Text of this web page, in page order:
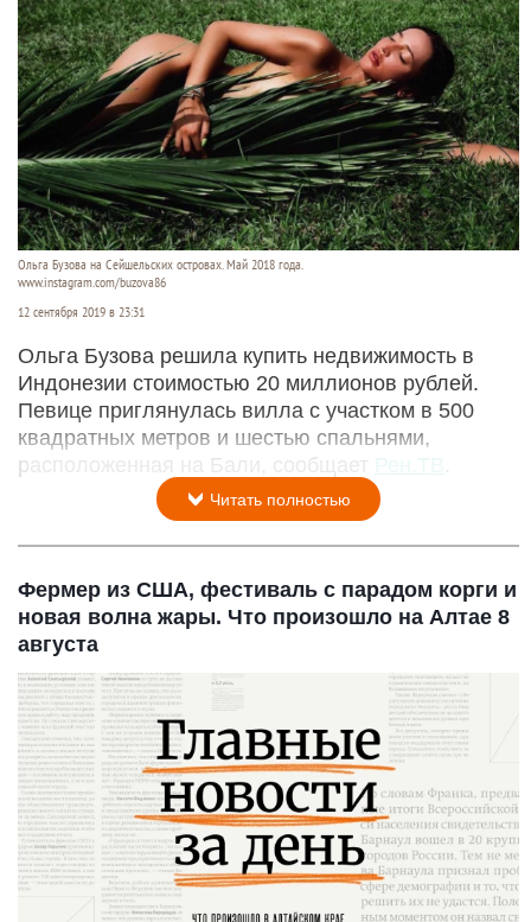
Ольга Бузова на Сейшельских островах. Май 2018 года.
www.instagram.com/buzova86
12 сентября 2019 в 23:31
Ольга Бузова решила купить недвижимость в
Индонезии стоимостью 20 миллионов рублей.
Певице приглянулась вилла с участком в 500
квадратных метров и шестью спальнями,
расположенная на Бали, сообщает Рен. ТВ
Читать полностью
Фермер из США, фестиваль с парадом корги и
новая волна жары. Что произошло на Алтае 8
августа